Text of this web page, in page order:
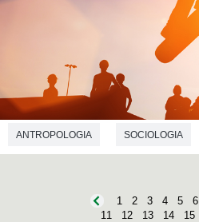
ANTROPOLOGIA SOCIOLOGIA
1 2 3 4 5 6
11
12 13 14 15